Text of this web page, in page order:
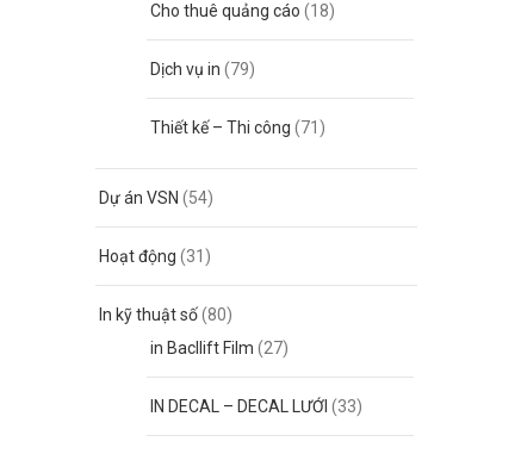
Cho thuê quảng cáo (18)
Dịch vụ in (79)
Thiết kế – Thi công (71)
Dự án VSN (54)
Hoạt động (31)
In kỹ thuật số(80)
in Bacllift Film (27)
IN DECAL – DECAL LƯỚI (33)